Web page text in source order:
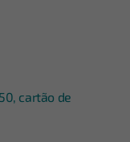
cartão de